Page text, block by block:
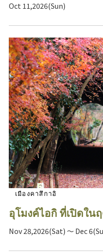
Oct 11,2026(Sun)
เมืองคาสึกาอิ
อุโมงค์ไอกิ ที่เปิดใน
Nov 28,2026(Sat) ～ Dec